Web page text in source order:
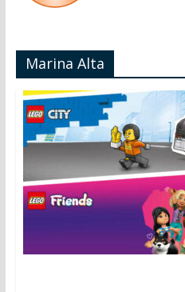
Marina Alta